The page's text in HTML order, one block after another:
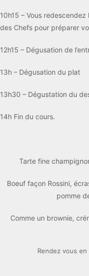
10h15 – Vous
des Chefs pour préparer
12h15 – Dégusation de
13h – Dégusation du plat
13h30 – Dégustation du
14h Fin du cours.
Tarte fine
Boeuf façon Rossini,
pomme
Comme un brownie,
Rendez vous